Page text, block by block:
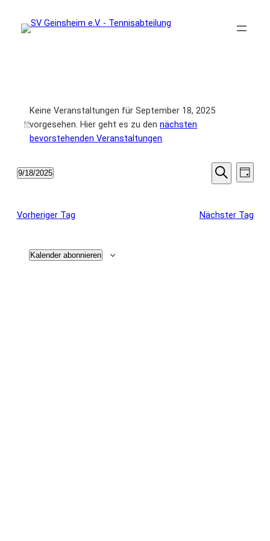
Veranstaltungen
für
September
18,
Hinweis
Keine Veranstaltungen für September 18, 2025
vorgesehen. Hier geht es zu dennächsten
bevorstehenden Veranstaltungen.
Suche
und
Suche
Tag
9/18/2025
Vorheriger Tag
Nächster Tag
Kalender abonnieren